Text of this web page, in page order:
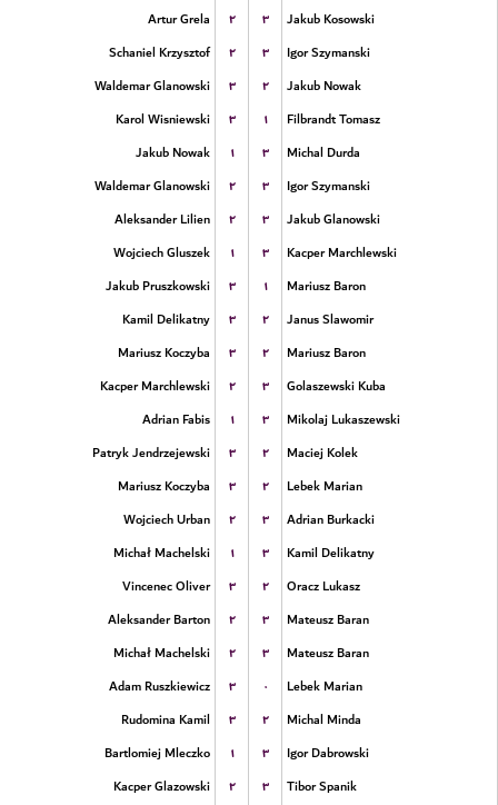
Artur Grela ۲ ۳
Jakub Kosowski
Schaniel Krzysztof
۲ ۳
Igor Szymanski
Waldemar Glanowski
۳ ۲
Jakub Nowak
Karol Wisniewski
۳ ۱
Filbrandt Tomasz
Jakub Nowak
۱ ۳
Michal Durda
Waldemar Glanowski
۲ ۳
Igor Szymanski
Aleksander Lilien
۲ ۳
Jakub Glanowski
Wojciech Gluszek
۱ ۳
Kacper Marchlewski
Jakub Pruszkowski
۳ ۱
Mariusz Baron
Kamil Delikatny
۳ ۲
Janus Slawomir
Mariusz Koczyba
۳ ۲
Mariusz Baron
Kacper Marchlewski
۲ ۳
Golaszewski Kuba
Adrian Fabis
۱ ۳
Mikolaj Lukaszewski
Patryk Jendrzejewski
۳ ۲
Maciej Kolek
Mariusz Koczyba
۳ ۲
Lebek Marian
Wojciech Urban
۲ ۳
Adrian Burkacki
Michał Machelski
۱ ۳
Kamil Delikatny
Vincenec Oliver
۳ ۲
Oracz Lukasz
Aleksander Barton
۲ ۳
Mateusz Baran
Michał Machelski
۲ ۳
Mateusz Baran
Adam Ruszkiewicz
۳ ۰
Lebek Marian
Rudomina Kamil
۳ ۲
Michal Minda
Bartlomiej Mleczko
۱ ۳
Igor Dabrowski
Kacper Glazowski
۲ ۳
Tibor Spanik